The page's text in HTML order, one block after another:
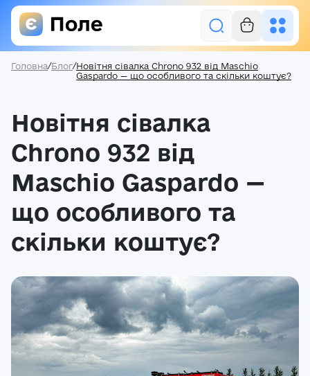
Увійти
Засоби захисту рослин
Насіння
Добрива
Про нас
Блог
Контакти
Реєстрація
Ми на зв’язку
Головна/Блог/Новітня сівалка Chrono 932 від Maschio
Gaspardo — що особливого та скільки коштує?
Новітня сівалка
Chrono 932 від
Maschio Gaspardo —
що особливого та
скільки коштує?